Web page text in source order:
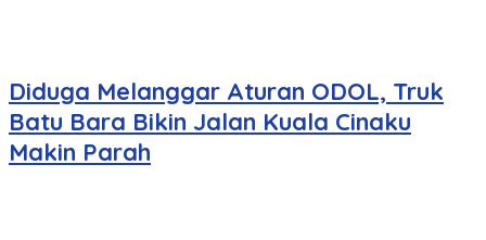
Diduga Melanggar Aturan ODOL, Truk
Batu Bara Bikin Jalan Kuala Cinaku
Makin Parah